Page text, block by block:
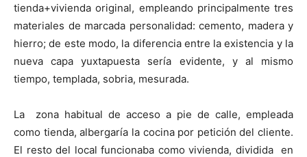
tienda+vivienda original, empleando principalmente tres
materiales de marcada personalidad: cemento, madera y
hierro; de este modo, la diferencia entre la existencia y la
nueva capa yuxtapuesta sería evidente, y al mismo
tiempo, templada, sobria, mesurada.
La zona habitual de acceso a pie de calle, empleada
como tienda, albergaría la cocina por petición del cliente.
El resto del local funcionaba como vivienda, dividida en